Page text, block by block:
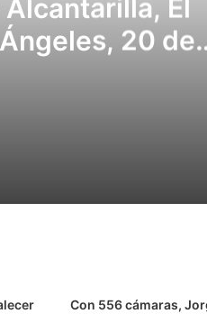
El
20 de
Con 556 cámaras,